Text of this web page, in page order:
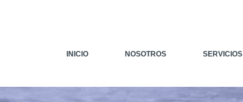
INICIO NOSOTROS SERVICIOS